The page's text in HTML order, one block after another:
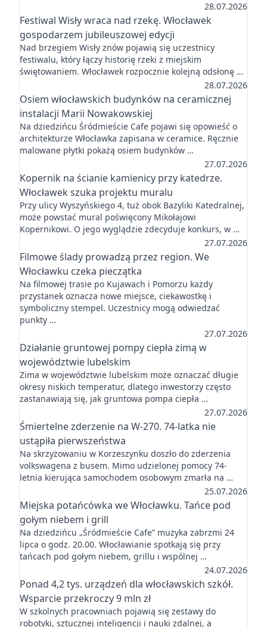
28.07.2026
Festiwal Wisły wraca nad rzekę. Włocławek
gospodarzem jubileuszowej edycji
Nad brzegiem Wisły znów pojawią się uczestnicy
festiwalu, który łączy historię rzeki z miejskim
świętowaniem. Włocławek rozpocznie kolejną odsłonę …
28.07.2026
Osiem włocławskich budynków na ceramicznej
instalacji Marii Nowakowskiej
Na dziedzińcu Śródmieście Cafe pojawi się opowieść o
architekturze Włocławka zapisana w ceramice. Ręcznie
malowane płytki pokażą osiem budynków …
27.07.2026
Kopernik na ścianie kamienicy przy katedrze.
Włocławek szuka projektu muralu
Przy ulicy Wyszyńskiego 4, tuż obok Bazyliki Katedralnej,
może powstać mural poświęcony Mikołajowi
Kopernikowi. O jego wyglądzie zdecyduje konkurs, w …
27.07.2026
Filmowe ślady prowadzą przez region. We
Włocławku czeka pieczątka
Na filmowej trasie po Kujawach i Pomorzu każdy
przystanek oznacza nowe miejsce, ciekawostkę i
symboliczny stempel. Uczestnicy mogą odwiedzać
punkty …
27.07.2026
Działanie gruntowej pompy ciepła zimą w
województwie lubelskim
Zima w województwie lubelskim może oznaczać długie
okresy niskich temperatur, dlatego inwestorzy często
zastanawiają się, jak gruntowa pompa ciepła …
27.07.2026
Śmiertelne zderzenie na W-270. 74-latka nie
ustąpiła pierwszeństwa
Na skrzyżowaniu w Korzeszynku doszło do zderzenia
volkswagena z busem. Mimo udzielonej pomocy 74-
letnia kierująca samochodem osobowym zmarła na …
25.07.2026
Miejska potańcówka we Włocławku. Tańce pod
gołym niebem i grill
Na dziedzińcu „Śródmieście Cafe” muzyka zabrzmi 24
lipca o godz. 20.00. Włocławianie spotkają się przy
tańcach pod gołym niebem, grillu i wspólnej …
24.07.2026
Ponad 4,2 tys. urządzeń dla włocławskich szkół.
Wsparcie przekroczy 9 mln zł
W szkolnych pracowniach pojawią się zestawy do
robotyki, sztucznej inteligencji i nauki zdalnej, a